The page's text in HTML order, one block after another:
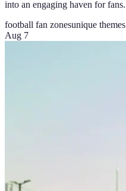
into an engaging haven for fans.
football fan zonesunique themes
Aug 7